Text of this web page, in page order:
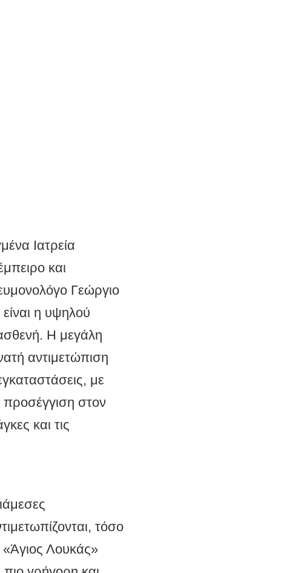
Ιατρεία
και
Γεώργιο
η υψηλού
Η μεγάλη
αντιμετώπιση
με
προσέγγιση στον
και τις
τόσο
«Άγιος Λουκάς»